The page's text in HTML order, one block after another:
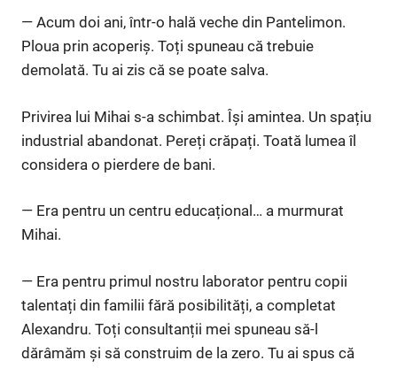
— Acum doi ani, într-o hală veche din Pantelimon.
Ploua prin acoperiș. Toți spuneau că trebuie
demolată. Tu ai zis că se poate salva.
Privirea lui Mihai s-a schimbat. Își amintea. Un spațiu
industrial abandonat. Pereți crăpați. Toată lumea îl
considera o pierdere de bani.
— Era pentru un centru educațional… a murmurat
Mihai.
— Era pentru primul nostru laborator pentru copii
talentați din familii fără posibilități, a completat
Alexandru. Toți consultanții mei spuneau să-l
dărâmăm și să construim de la zero. Tu ai spus că